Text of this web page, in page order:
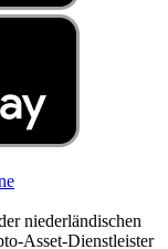
niederländischen
Asset-Dienstleister